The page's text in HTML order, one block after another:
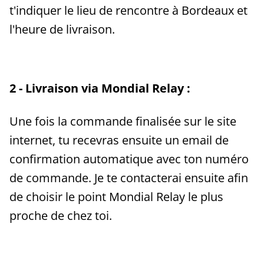
t'indiquer le lieu de rencontre à Bordeaux et
l'heure de livraison.
2 - Livraison via Mondial Relay :
Une fois la commande finalisée sur le site
internet, tu recevras ensuite un email de
confirmation automatique avec ton numéro
de commande. Je te contacterai ensuite afin
de choisir le point Mondial Relay le plus
proche de chez toi.